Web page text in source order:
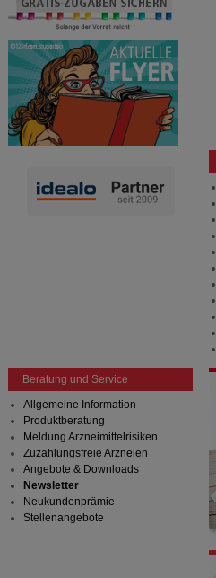
Beratung und Service
Allgemeine Information
Produktberatung
Meldung Arzneimittelrisiken
Zuzahlungsfreie Arzneien
Angebote & Downloads
Newsletter
Neukundenprämie
Stellenangebote